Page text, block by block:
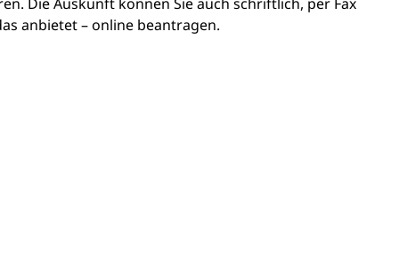
anbietet – online beantragen.